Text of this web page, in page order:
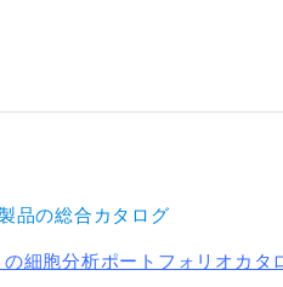
品の総合カタログ
細胞分析ポートフォリオカタ